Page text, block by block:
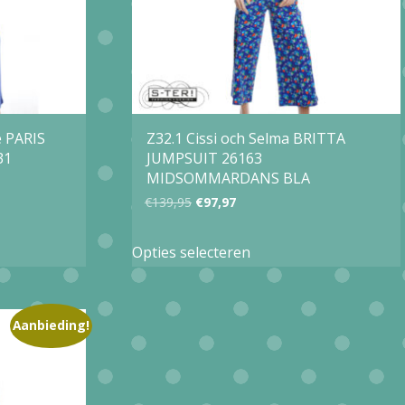
gekozen
worden
op
de
productpagina
Z32.1 Cissi och Selma BRITTA
JUMPSUIT 26163
MIDSOMMARDANS BLA
€139,95 Oorspronkelijke
was:
€139,95.
€97,97Huidige
is:
€97,97.
Opties selecteren
product
meerdere
variaties.
Aanbieding!